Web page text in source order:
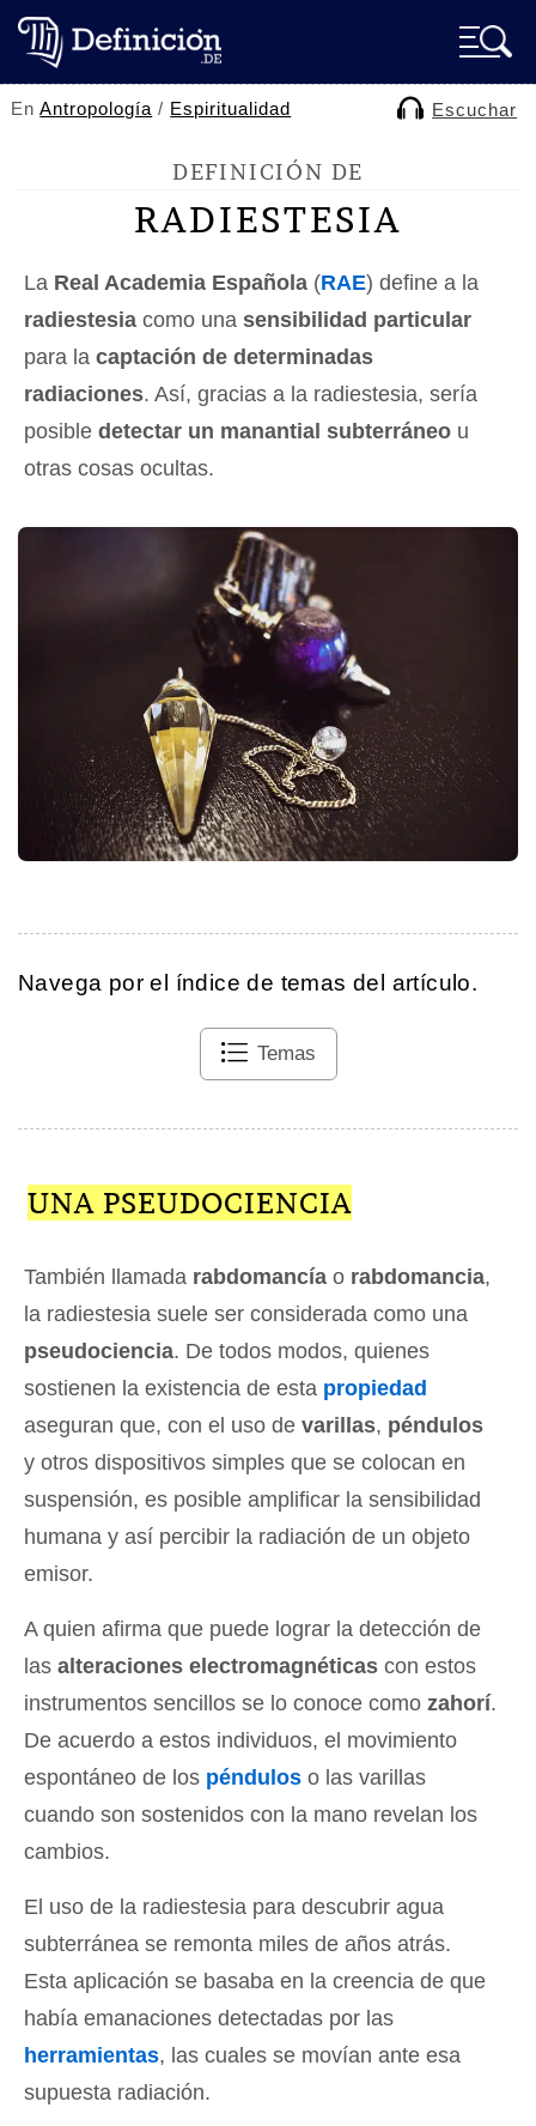
EnAntropología / Espiritualidad Escuchar
DEFINICIÓN DE
RADIESTESIA
La Real Academia Española (RAE) define a la
radiestesia como una sensibilidad particular
para la captación de determinadas
radiaciones. Así, gracias a la radiestesia, sería
posible detectar un manantial subterráneo u
otras cosas ocultas.
Navega por el índice de temas del artículo.
Temas
UNA PSEUDOCIENCIA
También llamada rabdomancía o rabdomancia,
la radiestesia suele ser considerada como una
pseudociencia. De todos modos, quienes
sostienen la existencia de esta propiedad
aseguran que, con el uso de varillas, péndulos
y otros dispositivos simples que se colocan en
suspensión, es posible amplificar la sensibilidad
humana y así percibir la radiación de un objeto
emisor.
A quien afirma que puede lograr la detección de
las alteraciones electromagnéticas con estos
instrumentos sencillos se lo conoce como zahorí.
De acuerdo a estos individuos, el movimiento
espontáneo de los péndulos o las varillas
cuando son sostenidos con la mano revelan los
cambios.
El uso de la radiestesia para descubrir agua
subterránea se remonta miles de años atrás.
Esta aplicación se basaba en la creencia de que
había emanaciones detectadas por las
herramientas, las cuales se movían ante esa
supuesta radiación.